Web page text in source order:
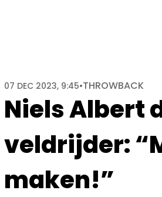
Niels Albert
veldrijder:
maken!”
07 DEC 2023, 9:45•THROWBACK